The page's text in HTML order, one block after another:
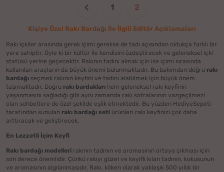
1 2
Kişiye Özel Rakı Bardağı İle İlgili Editör Açıklamaları
Rakı içkiler arasında gerek içimi gerekse de tadı açısından oldukça farklı bir
yere sahiptir. Öyle ki bir kültür ile kendisini özdeştirecek ve geleneksel içki
statüsü yerine geçecektir. Rakının tadını almak için ise içimi sırasında
kullanılan araçların da büyük önemi bulunmaktadır. Bu bakımdan doğru rakı
bardağı seçmek rakının keyfini ve tadını alabilmek için büyük önem
taşımaktadır. Doğru rakı bardakları hem geleneksel rakı keyfinin
yaşanmasını sağladığı gibi aynı zamanda rakı sofralarının vazgeçilmezi
olan sohbetlere de özel şekilde eşlik etmektedir. Bu yüzden HediyeSepeti
tarafından sunulan rakı bardağı seti ürünleri rakı keyfinizi çok daha
arttıracak ve geliştirecek.
En Lezzetli İçim Keyfi
Rakı bardağı modelleri rakının tadının ve aromasının ortaya çıkması için
son derece önemlidir. Çünkü rakıyı güzel ve keyifli kılan tadının, kokusunun
ve aromasının algılanmasıdır. Rakı, köken olarak yaklaşık 500 yıllık bir